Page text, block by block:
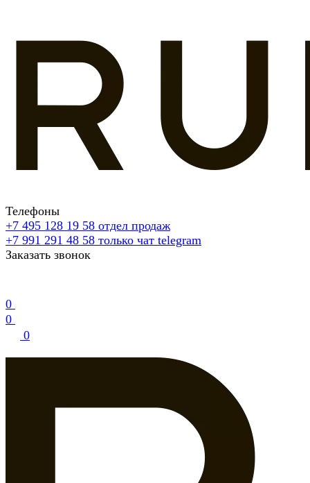
Телефоны
+7 495 128 19 58 отдел продаж
+7 991 291 48 58 только чат telegram
Заказать звонок
0
0
0